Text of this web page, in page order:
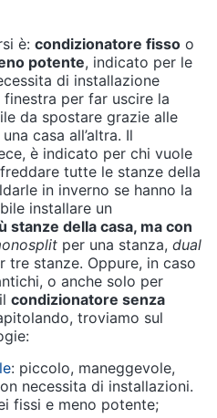
è: condizionatore fisso o
potente, indicato per le
di installazione
per far uscire la
da spostare grazie alle
casa all’altra. Il
è indicato per chi vuole
tutte le stanze della
in inverno se hanno la
installare un
stanze della casa, ma con
per una stanza, dual
tre stanze. Oppure, in caso
o anche solo per
condizionatore senza
troviamo sul
: piccolo, maneggevole,
necessita di installazioni.
fissi e meno potente;